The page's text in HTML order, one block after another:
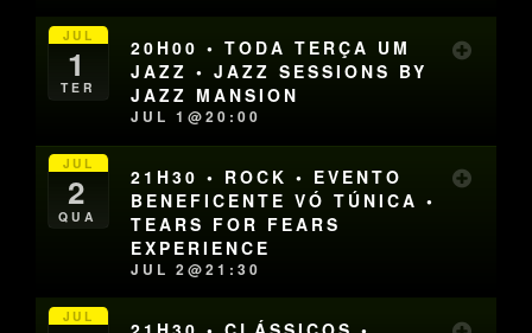
JUL
1
TER
20H00 • TODA TERÇA UM
JAZZ • JAZZ SESSIONS BY
JAZZ MANSION
JUL 1@20:00
JUL
2
QUA
21H30 • ROCK • EVENTO
BENEFICENTE VÓ TÚNICA •
TEARS FOR FEARS
EXPERIENCE
JUL 2@21:30
JUL